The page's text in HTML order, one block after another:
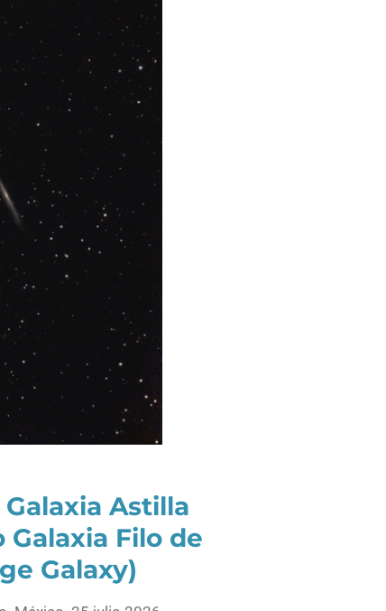
Galaxia Astilla
Galaxia Filo de
Galaxy)